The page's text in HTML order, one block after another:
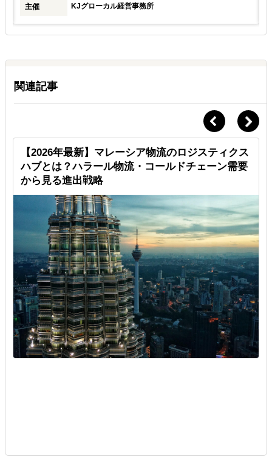
主催 KJグローカル経営事務所
関連記事
【2026年最新】マレーシア物流のロジスティクス
ハブとは？ハラール物流・コールドチェーン需要
から見る進出戦略